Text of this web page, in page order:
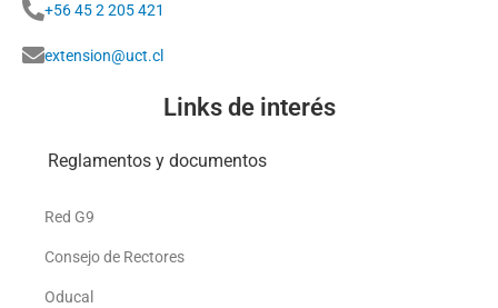
+56 45 2 205 421
extension@uct.cl
Links de interés
Reglamentos y documentos
Red G9
Consejo de Rectores
Oducal